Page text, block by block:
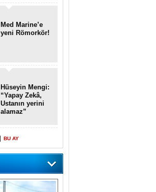
Med Marine’e
yeni Römorkör!
Hüseyin Mengi:
“Yapay Zekâ,
Ustanın yerini
alamaz”
BU AY